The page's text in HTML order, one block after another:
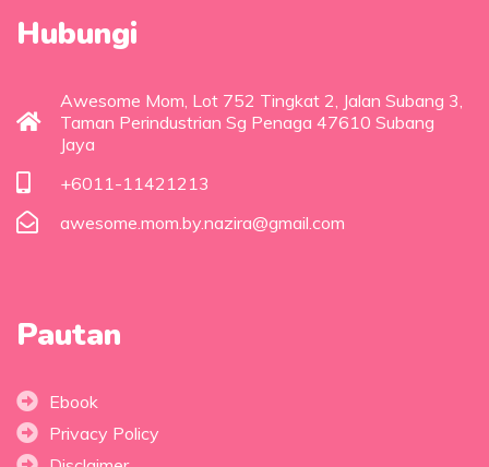
Hubungi
Awesome Mom, Lot 752 Tingkat 2, Jalan Subang 3,
Taman Perindustrian Sg Penaga 47610 Subang
Jaya
+6011-11421213
awesome.mom.by.nazira@gmail.com
Pautan
Ebook
Privacy Policy